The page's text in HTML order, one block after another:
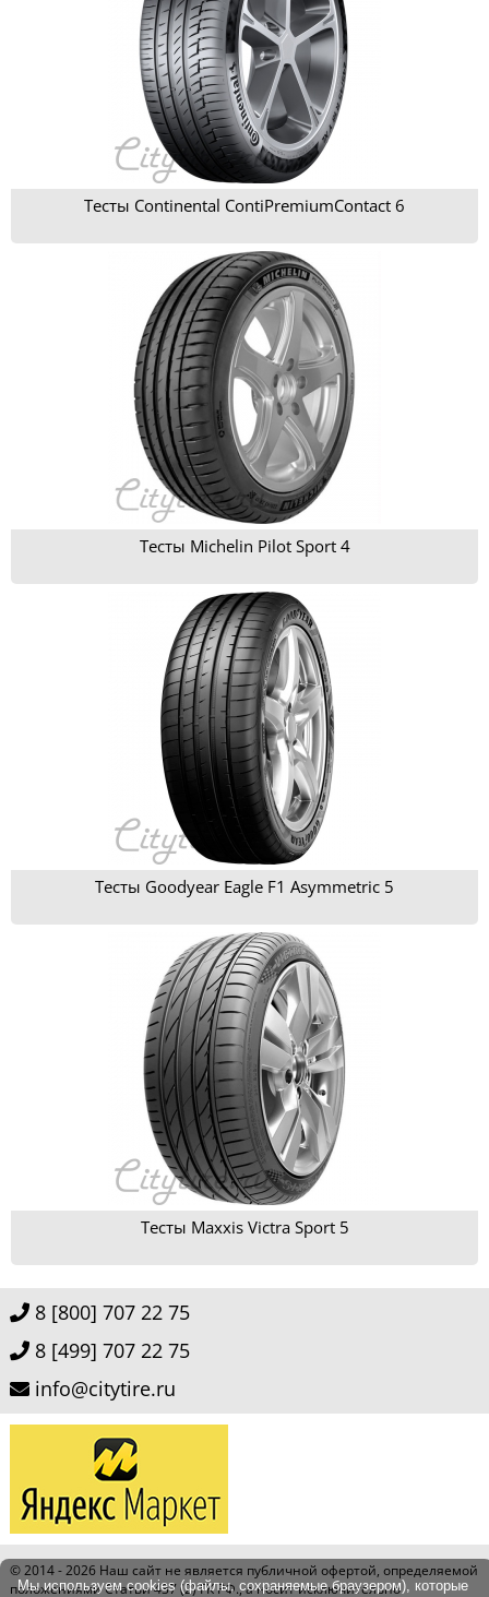
Тесты Continental ContiPremiumContact 6
Тесты Michelin Pilot Sport 4
Тесты Goodyear Eagle F1 Asymmetric 5
Тесты Maxxis Victra Sport 5
8 [800] 707 22 75
8 [499] 707 22 75
info@citytire.ru
© 2014 - 2026 Наш сайт не является публичной офертой, определяемой
положениями Статьи 437 (2) ГК РФ., а носит исключительно
Мы используем cookies (файлы, сохраняемые браузером), которые